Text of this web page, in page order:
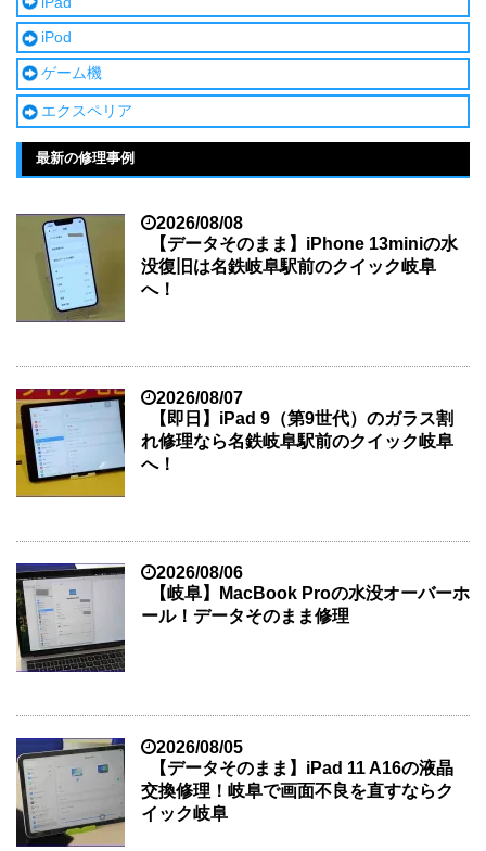
iPod
ゲーム機
エクスペリア
最新の修理事例
2026/08/08
【データそのまま】iPhone 13miniの水
没復旧は名鉄岐阜駅前のクイック岐阜
へ！
2026/08/07
【即日】iPad 9（第9世代）のガラス割
れ修理なら名鉄岐阜駅前のクイック岐阜
へ！
2026/08/06
【岐阜】MacBook Proの水没オーバーホ
ール！データそのまま修理
2026/08/05
【データそのまま】iPad 11 A16の液晶
交換修理！岐阜で画面不良を直すならク
イック岐阜